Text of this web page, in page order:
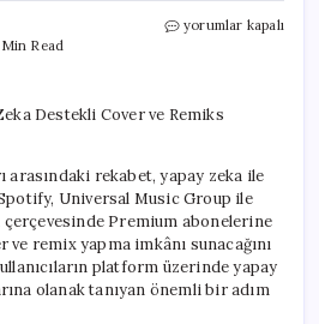
Read
Spotify,
Cover
ve
Özelliğini
Tanıttı
için
yorumlar kapalı
rekabet, yapay zeka ile
Universal Music Group ile
Premium abonelerine
remix yapma imkânı sunacağını
platform üzerinde yapay
olanak tanıyan önemli bir adım